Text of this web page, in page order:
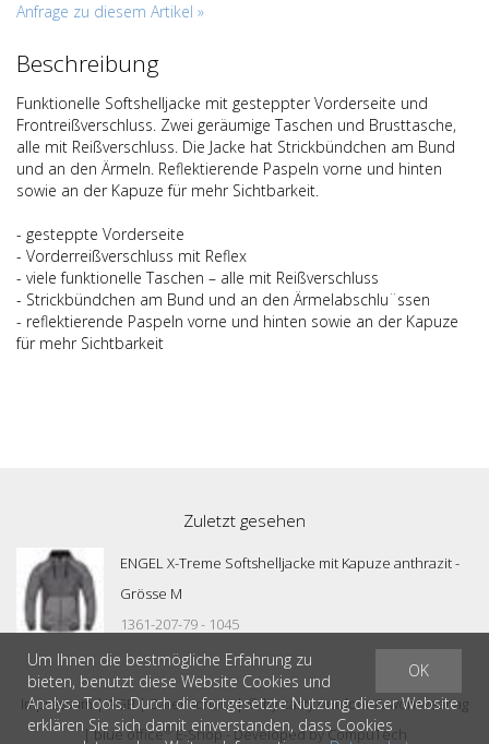
Anfrage zu diesem Artikel »
Beschreibung
Funktionelle Softshelljacke mit gesteppter Vorderseite und
Frontreißverschluss. Zwei geräumige Taschen und Brusttasche,
alle mit Reißverschluss. Die Jacke hat Strickbündchen am Bund
und an den Ärmeln. Reflektierende Paspeln vorne und hinten
sowie an der Kapuze für mehr Sichtbarkeit.
- gesteppte Vorderseite
- Vorderreißverschluss mit Reflex
- viele funktionelle Taschen – alle mit Reißverschluss
- Strickbündchen am Bund und an den Ärmelabschlu¨ssen
- reflektierende Paspeln vorne und hinten sowie an der Kapuze
für mehr Sichtbarkeit
Zuletzt gesehen
ENGEL X-Treme Softshelljacke mit Kapuze anthrazit -
Grösse M
1361-207-79 - 1045
Impressum|AGB|Datenschutz| © bycasty outdoor & workwear ag
|blue office® E-Shop - Developed byCompuTech
OK
Um Ihnen die bestmögliche Erfahrung zu
bieten, benutzt diese Website Cookies und
Analyse Tools. Durch die fortgesetzte Nutzung dieser Website
erklären Sie sich damit einverstanden, dass Cookies